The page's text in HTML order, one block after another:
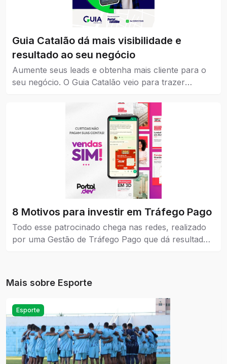
Guia Catalão dá mais visibilidade e
resultado ao seu negócio
Aumente seus leads e obtenha mais cliente para o
seu negócio. O Guia Catalão veio para trazer
todos os níveis, pequena, média e grande.
8 Motivos para investir em Tráfego Pago
Todo esse patrocinado chega nas redes, realizado
por uma Gestão de Tráfego Pago que dá resultados
Mais sobre Esporte
Esporte